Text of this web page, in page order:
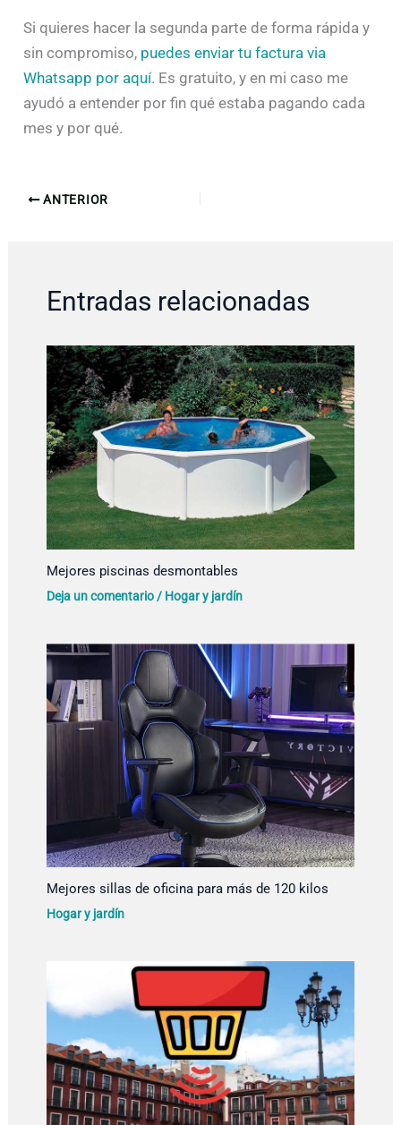
Si quieres hacer la segunda parte de forma rápida y
sin compromiso, puedes enviar tu factura via
Whatsapp por aquí. Es gratuito, y en mi caso me
ayudó a entender por fin qué estaba pagando cada
mes y por qué.
ANTERIOR
Entradas relacionadas
Mejores piscinas desmontables
Deja un comentario / Hogar y jardín
Mejores sillas de oficina para más de 120 kilos
Hogar y jardín